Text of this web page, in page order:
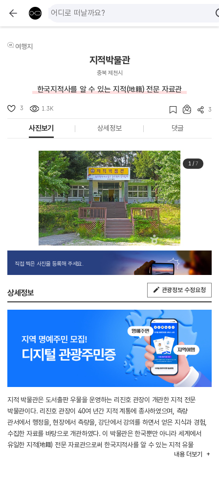
여행지
지적박물관
충북 제천시
한국지적사를 알 수 있는 지적(地籍) 전문 자료관
3 1.3K 3
사진보기 상세정보 댓글
1/ 7
직접 찍은 사진을 등록해 주세요.
상세정보 관광정보 수정요청
지적 박물관은 도서출판 우물을 운영하는 리진호 관장이 개관한 지적 전문
박물관이다. 리진호 관장이 40여 년간 지적 계통에 종사하였으며, 측량
관서에서 행정을, 현장에서 측량을, 강단에서 강의를 하면서 얻은 지식과 경험,
수집한 자료를 바탕으로 개관하였다. 이 박물관은 한국뿐만 아니라 세계에서
유일한 지적(地籍) 전문 자료관으로써 한국지적사를 알 수 있는 지적 유물
(토지문서, 측량기계 등)을 소장하고 있다. 그리고 이외에도 향토지, 백 년사,
내용 더보기